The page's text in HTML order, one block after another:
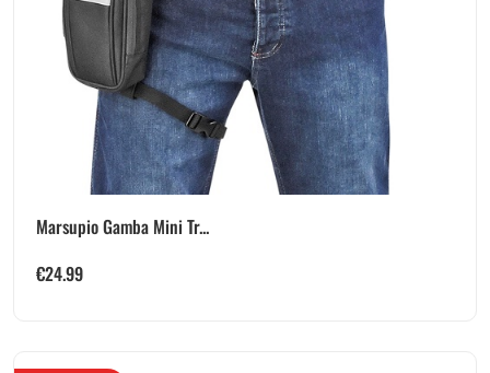
Marsupio Gamba Mini Tr...
€24.99